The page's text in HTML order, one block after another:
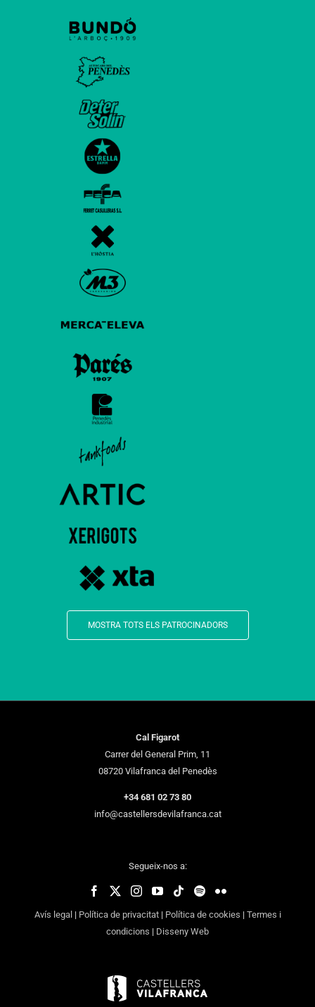
MOSTRA TOTS ELS PATROCINADORS
Cal Figarot
Carrer del General Prim, 11
08720 Vilafranca del Penedès
+34 681 02 73 80
info@castellersdevilafranca.cat
Segueix-nos a:
Avís legal | Política de privacitat| Política de cookies | Termes i
condicions | Disseny Web